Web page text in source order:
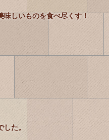
味しいものを食べ尽くす！
た。